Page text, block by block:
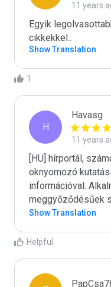
11 years
Egyik
cikkekkel..
Show Translation
1
H
Havasg
11 years
[HU] hírportál,
oknyomozó
információval.
meggyőződésűek
Show Translation
Helpful